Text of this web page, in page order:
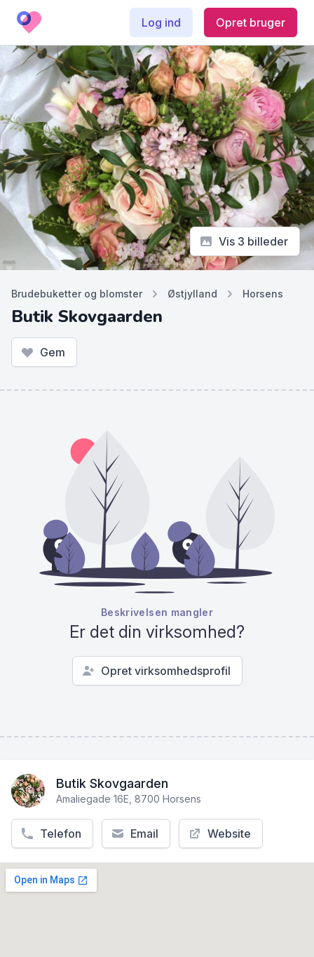
Log ind Opret bruger
Vis 3 billeder
Brudebuketter og blomster Østjylland Horsens
Butik Skovgaarden
Gem
Beskrivelsen mangler
Er det din virksomhed?
Opret virksomhedsprofil
Butik Skovgaarden
Amaliegade 16E, 8700 Horsens
Telefon Email Website